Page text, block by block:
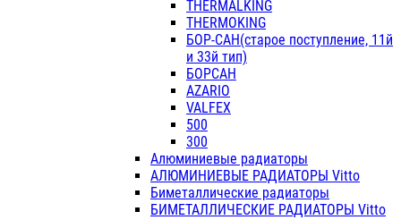
THERMALKING
THERMOKING
БОР-САН(старое поступление, 11й
и 33й тип)
БОРСАН
AZARIO
VALFEX
500
300
Алюминиевые радиаторы
АЛЮМИНИЕВЫЕ РАДИАТОРЫ Vitto
Биметаллические радиаторы
БИМЕТАЛЛИЧЕСКИЕ РАДИАТОРЫ Vitto